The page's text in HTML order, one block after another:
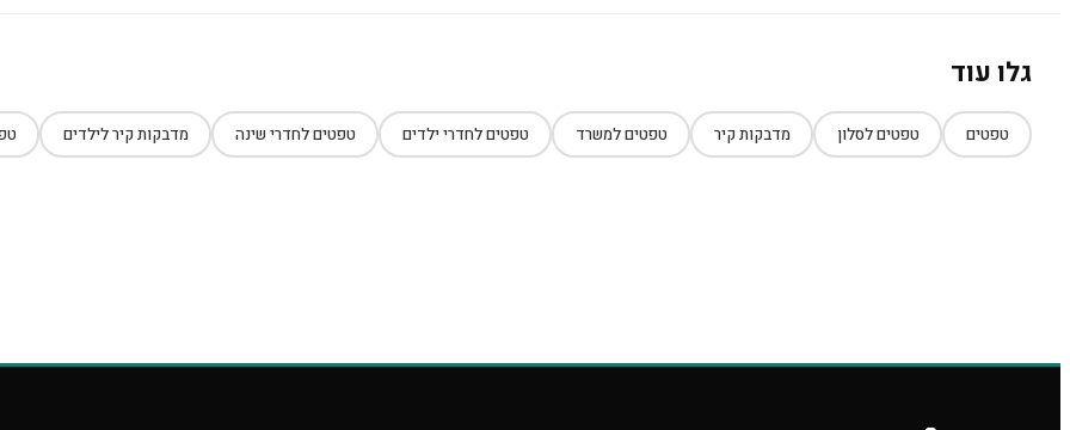
גלו עוד
טפטים טפטים לסלון מדבקות קיר טפטים למשרד טפטים לחדרי ילדים טפטים לחדרי שינה מדבקות קיר לילדים